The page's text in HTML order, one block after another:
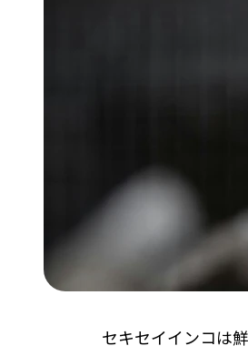
セキセイインコは